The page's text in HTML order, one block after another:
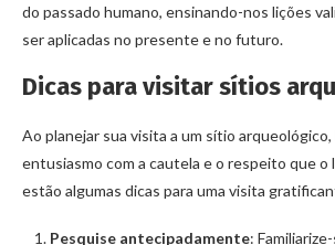
do passado humano, ensinando-nos lições
ser aplicadas no presente e no futuro.
Dicas para visitar sítios
Ao planejar sua visita a um sítio
entusiasmo com a cautela e o respeito que o
estão algumas dicas para uma visita
Pesquise antecipadamente: